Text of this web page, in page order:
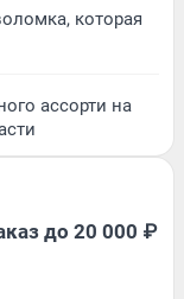
которая
ассорти на
до 20 000 ₽